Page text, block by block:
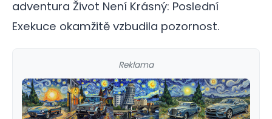
adventura Život Není Krásný: Poslední
Exekuce okamžitě vzbudila pozornost.
Reklama